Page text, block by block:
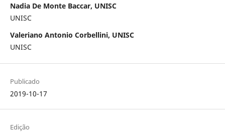
Nadia De Monte Baccar, UNISC
UNISC
Valeriano Antonio Corbellini, UNISC
UNISC
Publicado
2019-10-17
Edição